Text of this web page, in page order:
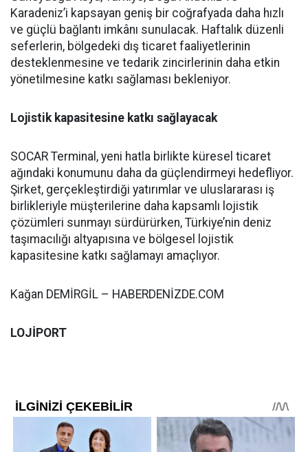
Karadeniz’i kapsayan geniş bir coğrafyada daha hızlı
ve güçlü bağlantı imkânı sunulacak. Haftalık düzenli
seferlerin, bölgedeki dış ticaret faaliyetlerinin
desteklenmesine ve tedarik zincirlerinin daha etkin
yönetilmesine katkı sağlaması bekleniyor.
Lojistik kapasitesine katkı sağlayacak
SOCAR Terminal, yeni hatla birlikte küresel ticaret
ağındaki konumunu daha da güçlendirmeyi hedefliyor.
Şirket, gerçekleştirdiği yatırımlar ve uluslararası iş
birlikleriyle müşterilerine daha kapsamlı lojistik
çözümleri sunmayı sürdürürken, Türkiye’nin deniz
taşımacılığı altyapısına ve bölgesel lojistik
kapasitesine katkı sağlamayı amaçlıyor.
Kağan DEMİRGİL – HABERDENİZDE.COM
LOJİPORT